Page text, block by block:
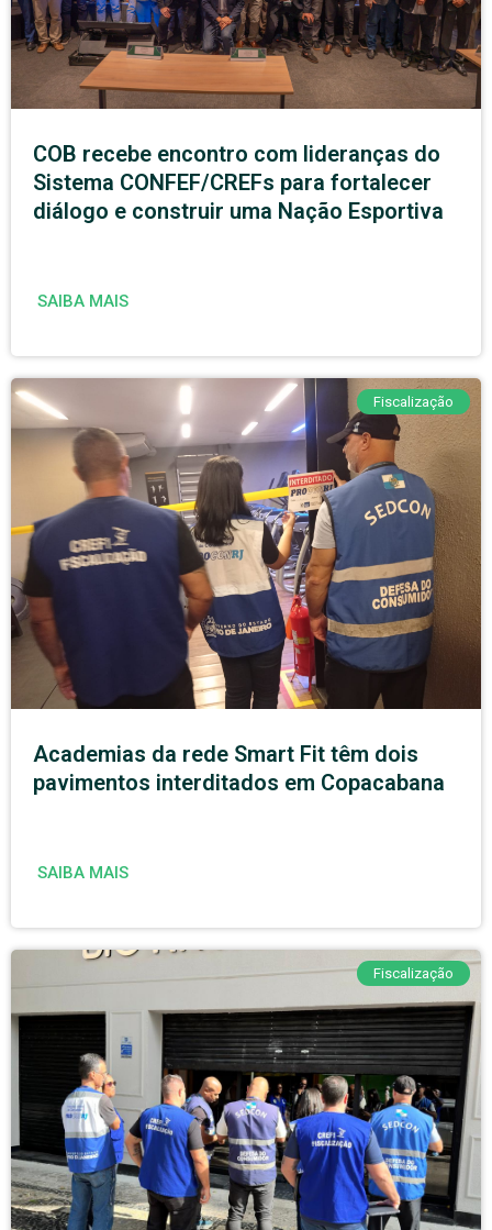
COB recebe encontro com lideranças do
Sistema CONFEF/CREFs para fortalecer
diálogo e construir uma Nação Esportiva
SAIBA MAIS
Fiscalização
Academias da rede Smart Fit têm dois
pavimentos interditados em Copacabana
SAIBA MAIS
Fiscalização